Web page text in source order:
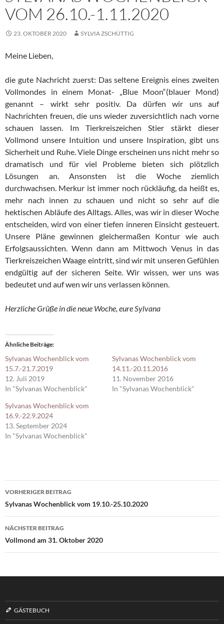
VOM 26.10.-1.11.2020
23. OKTOBER 2020 SYLVIA ZSCHÜTTIG
Meine Lieben,
die gute Nachricht zuerst: Das seltene Ereignis eines zweiten
Vollmondes in einem Monat- „Blue Moon“(blauer Mond)
genannt – wirkt sehr positiv. Da dürfen wir uns auf
Nachrichten freuen, die uns wieder zuversichtlich nach vorne
schauen lassen. Im Tierkreiszeichen Stier stärkt dieser
Vollmond unsere Intuition und unsere Inspiration, gibt uns
Sicherheit und Ruhe. Viele Dinge erscheinen uns nicht mehr so
dramatisch und für viel Probleme bieten sich plötzlich
Lösungen an. Ansonsten ist die Woche ziemlich
durchwachsen. Merkur ist immer noch rückläufig, da heißt es,
mehr nach innen zu schauen und nicht so sehr auf die
hektischen Abläufe des Alltags. Alles, was wir in dieser Woche
entscheiden, wird von einer tiefen inneren Einsicht gesteuert.
Unsere Pläne gewinnen gleichermaßen Kontur wie auch
Erfolgsaussichten. Wenn dann am Mittwoch Venus in das
Tierkreiszeichen Waage eintritt, sind wir mit unseren Gefühlen
endgültig auf der sicheren Seite. Wir wissen, wer uns was
bedeutet und auf wen wir uns verlassen können.
Herzliche Grüße in die neue Woche, eure Sylvana
Ähnliche Beiträge
Sylvanas Wochenblick vom
15.7.-21.7.2019
12. Juli 2019
In "Sylvanas Wochenblick"
Sylvanas Wochenblick vom
14.11.-20.11.2016
11. November 2016
In "Sylvanas Wochenblick"
Sylvanas Wochenblick vom
16.9.-22.9.2024
13. September 2024
In "Sylvanas Wochenblick"
Beitragsnavigation
VORHERIGER BEITRAG
Sylvanas Wochenblick vom 19.10.-25.10.2020
NÄCHSTER BEITRAG
Vollmond am 31. Oktober 2020
GÄSTEBUCH